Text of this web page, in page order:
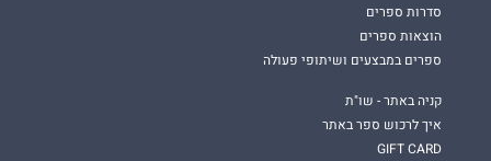
סדרות ספרים
הוצאות ספרים
ספרים במבצעים ושיתופי פעולה
קניה באתר - שו"ת
איך לרכוש ספר באתר
GIFT CARD